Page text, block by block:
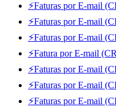
⚡Faturas por E-mail
⚡Faturas por E-mail
⚡Faturas por E-mail
⚡Fatura por E-mail
⚡Faturas por E-mail
⚡Faturas por E-mail
⚡Faturas por E-mail